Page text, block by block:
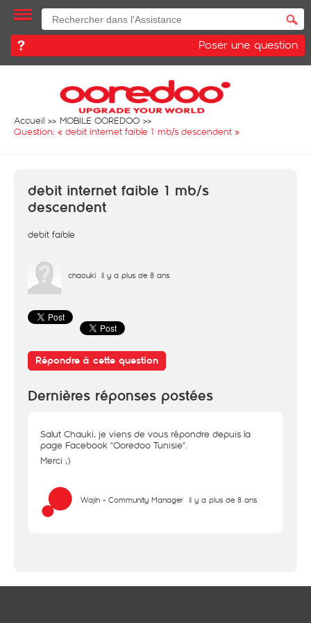
Poser une question
Accueil
MOBILE OOREDOO
Question: « debit internet faible 1 mb/s descendent »
debit internet faible 1 mb/s
descendent
debit faible
chaouki il y a plus de 8 ans
Répondre à cette question
Dernières réponses postées
Salut Chauki, je viens de vous répondre depuis la
page Facebook "Ooredoo Tunisie".
Merci ;)
Wajih - Community Manager il y a plus de 8 ans